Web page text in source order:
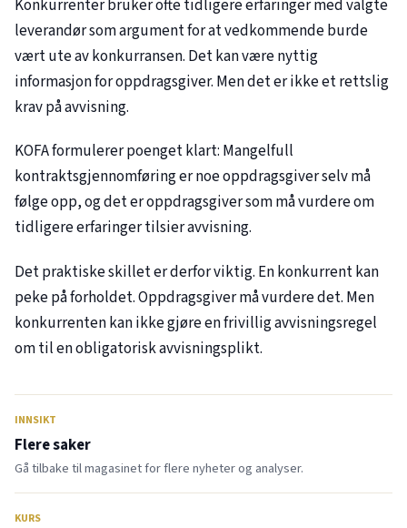
Konkurrenter bruker ofte tidligere erfaringer med valgte
leverandør som argument for at vedkommende burde
vært ute av konkurransen. Det kan være nyttig
informasjon for oppdragsgiver. Men det er ikke et rettslig
krav på avvisning.
KOFA formulerer poenget klart: Mangelfull
kontraktsgjennomføring er noe oppdragsgiver selv må
følge opp, og det er oppdragsgiver som må vurdere om
tidligere erfaringer tilsier avvisning.
Det praktiske skillet er derfor viktig. En konkurrent kan
peke på forholdet. Oppdragsgiver må vurdere det. Men
konkurrenten kan ikke gjøre en frivillig avvisningsregel
om til en obligatorisk avvisningsplikt.
INNSIKT
Flere saker
Gå tilbake til magasinet for flere nyheter og analyser.
KURS